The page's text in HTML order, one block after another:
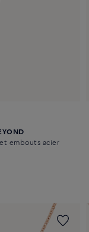
embouts acier